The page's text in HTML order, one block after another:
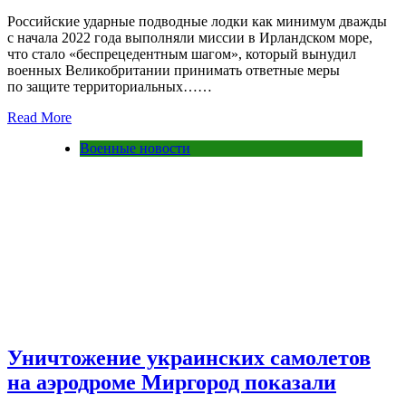
Российские ударные подводные лодки как минимум дважды
с начала 2022 года выполняли миссии в Ирландском море,
что стало «беспрецедентным шагом», который вынудил
военных Великобритании принимать ответные меры
по защите территориальных……
Read More
Военные новости
Уничтожение украинских самолетов
на аэродроме Миргород показали